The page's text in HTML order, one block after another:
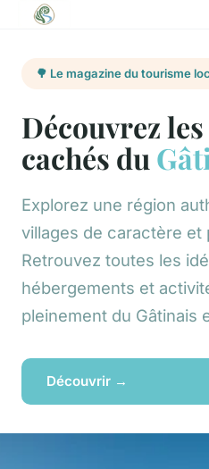
🌳 Le magazine du tourisme
Découvrez
cachés du
Explorez une région
villages de caractère et
Retrouvez toutes les
hébergements et
pleinement du Gâtinais
Découvrir →